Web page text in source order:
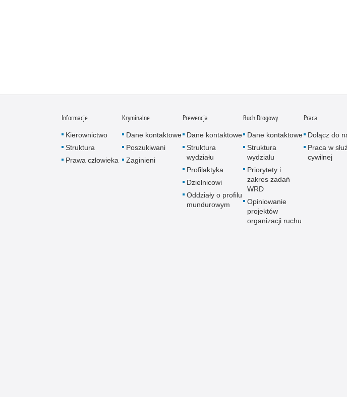
Informacje
Kierownictwo
Struktura
Prawa człowieka
Kryminalne
Dane kontaktowe
Poszukiwani
Zaginieni
Prewencja
Dane kontaktowe
Struktura
wydziału
Profilaktyka
Dzielnicowi
Oddziały o profilu
mundurowym
Ruch Drogowy
Dane kontaktowe
Struktura
wydziału
Priorytety i
zakres zadań
WRD
Opiniowanie
projektów
organizacji ruchu
Praca
Dołącz do
Praca w
cywilnej